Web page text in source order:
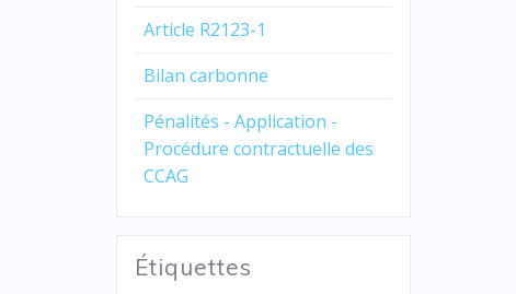
Article R2123-1
Bilan carbonne
Pénalités - Application -
Procédure contractuelle des
CCAG
Étiquettes